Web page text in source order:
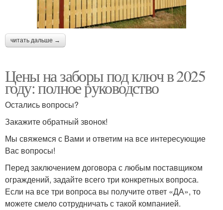
читать дальше →
Цены на заборы под ключ в 2025
году: полное руководство
Остались вопросы?
Закажите обратный звонок!
Мы свяжемся с Вами и ответим на все интересующие
Вас вопросы!
Перед заключением договора с любым поставщиком
ограждений, задайте всего три конкретных вопроса.
Если на все три вопроса вы получите ответ «ДА», то
можете смело сотрудничать с такой компанией.